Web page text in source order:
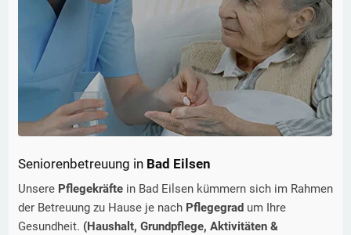
Seniorenbetreuung in Bad Eilsen
Unsere Pflegekräfte in Bad Eilsen kümmern sich im Rahmen
der Betreuung zu Hause je nach Pflegegrad um Ihre
Gesundheit. (Haushalt, Grundpflege, Aktivitäten &